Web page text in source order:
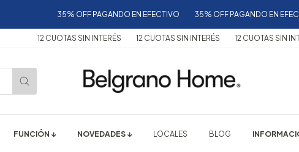
35% OFF PAGANDO EN EFECTIVO 35% OFF PAGANDO EN EFECTIVO
12 CUOTAS SIN INTERÉS 12 CUOTAS SIN INTERÉS 12 CUOTAS SIN INTERÉS
FUNCIÓN ↓ NOVEDADES ↓ LOCALES BLOG